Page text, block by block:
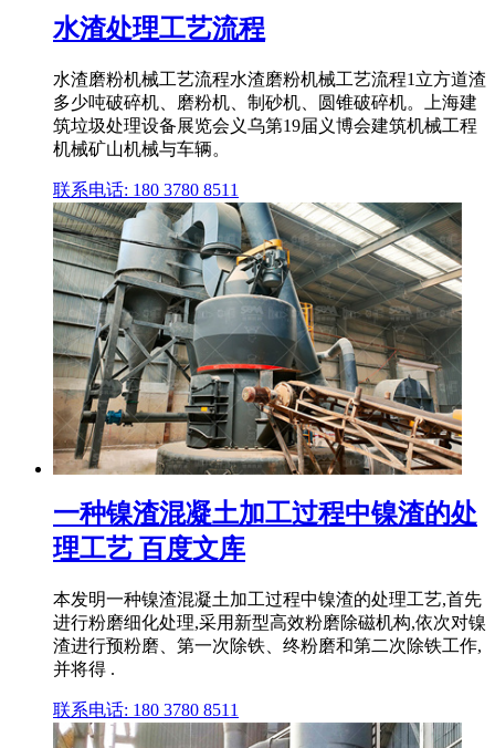
水渣处理工艺流程
水渣磨粉机械工艺流程水渣磨粉机械工艺流程1立方道渣
多少吨破碎机、磨粉机、制砂机、圆锥破碎机。上海建
筑垃圾处理设备展览会义乌第19届义博会建筑机械工程
机械矿山机械与车辆。
联系电话: 180 3780 8511
一种镍渣混凝土加工过程中镍渣的处
理工艺 百度文库
本发明一种镍渣混凝土加工过程中镍渣的处理工艺,首先
进行粉磨细化处理,采用新型高效粉磨除磁机构,依次对镍
渣进行预粉磨、第一次除铁、终粉磨和第二次除铁工作,
并将得 .
联系电话: 180 3780 8511